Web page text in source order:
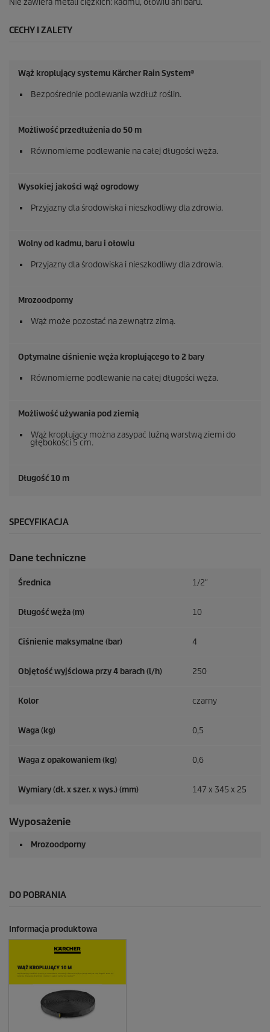
Nie zawiera metali ciężkich: kadmu, ołowiu ani baru.
CECHY I ZALETY
Wąż kroplujący systemu Kärcher Rain System®
Bezpośrednie podlewania wzdłuż roślin.
Możliwość przedłużenia do 50 m
Równomierne podlewanie na całej długości węża.
Wysokiej jakości wąż ogrodowy
Przyjazny dla środowiska i nieszkodliwy dla zdrowia.
Wolny od kadmu, baru i ołowiu
Przyjazny dla środowiska i nieszkodliwy dla zdrowia.
Mrozoodporny
Wąż może pozostać na zewnątrz zimą.
Optymalne ciśnienie węża kroplującego to 2 bary
Równomierne podlewanie na całej długości węża.
Możliwość używania pod ziemią
Wąż kroplujący można zasypać luźną warstwą ziemi do
głębokości 5 cm.
Długość 10 m
SPECYFIKACJA
Dane techniczne
Średnica 1/2″
Długość węża (m) 10
Ciśnienie maksymalne (bar) 4
Objętość wyjściowa przy 4 barach (l/h) 250
Kolor czarny
Waga (kg) 0,5
Waga z opakowaniem (kg) 0,6
Wymiary (dł. x szer. x wys.) (mm) 147 x 345 x 25
Wyposażenie
Mrozoodporny
DO POBRANIA
Informacja produktowa